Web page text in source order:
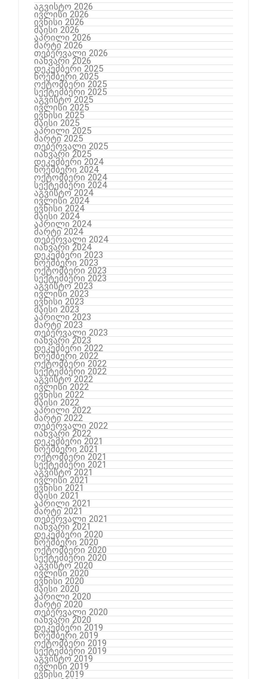
აგვისტო 2026
ივლისი 2026
ივნისი 2026
მაისი 2026
აპრილი 2026
მარტი 2026
თებერვალი 2026
იანვარი 2026
დეკემბერი 2025
ნოემბერი 2025
ოქტომბერი 2025
სექტემბერი 2025
აგვისტო 2025
ივლისი 2025
ივნისი 2025
მაისი 2025
აპრილი 2025
მარტი 2025
თებერვალი 2025
იანვარი 2025
დეკემბერი 2024
ნოემბერი 2024
ოქტომბერი 2024
სექტემბერი 2024
აგვისტო 2024
ივლისი 2024
ივნისი 2024
მაისი 2024
აპრილი 2024
მარტი 2024
თებერვალი 2024
იანვარი 2024
დეკემბერი 2023
ნოემბერი 2023
ოქტომბერი 2023
სექტემბერი 2023
აგვისტო 2023
ივლისი 2023
ივნისი 2023
მაისი 2023
აპრილი 2023
მარტი 2023
თებერვალი 2023
იანვარი 2023
დეკემბერი 2022
ნოემბერი 2022
ოქტომბერი 2022
სექტემბერი 2022
აგვისტო 2022
ივლისი 2022
ივნისი 2022
მაისი 2022
აპრილი 2022
მარტი 2022
თებერვალი 2022
იანვარი 2022
დეკემბერი 2021
ნოემბერი 2021
ოქტომბერი 2021
სექტემბერი 2021
აგვისტო 2021
ივლისი 2021
ივნისი 2021
მაისი 2021
აპრილი 2021
მარტი 2021
თებერვალი 2021
იანვარი 2021
დეკემბერი 2020
ნოემბერი 2020
ოქტომბერი 2020
სექტემბერი 2020
აგვისტო 2020
ივლისი 2020
ივნისი 2020
მაისი 2020
აპრილი 2020
მარტი 2020
თებერვალი 2020
იანვარი 2020
დეკემბერი 2019
ნოემბერი 2019
ოქტომბერი 2019
სექტემბერი 2019
აგვისტო 2019
ივლისი 2019
ივნისი 2019